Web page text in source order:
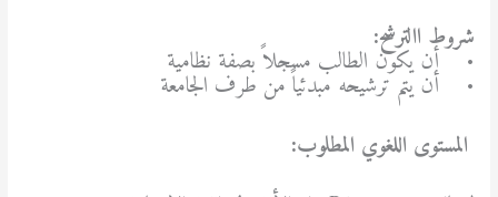
شروط االترشح:
• أن يكون الطالب مسجلاً بصفة نظامية
• أن يتم ترشيحه مبدئياً من طرف الجامعة
المستوى اللغوي المطلوب: